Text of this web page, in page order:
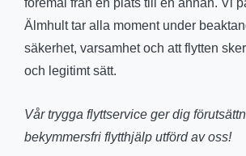
föremål från en plats till en annan. Vi
Älmhult tar alla moment under
säkerhet, varsamhet och att flytten
och legitimt sätt.
Vår trygga flyttservice ger dig
bekymmersfri flytthjälp utförd av oss!